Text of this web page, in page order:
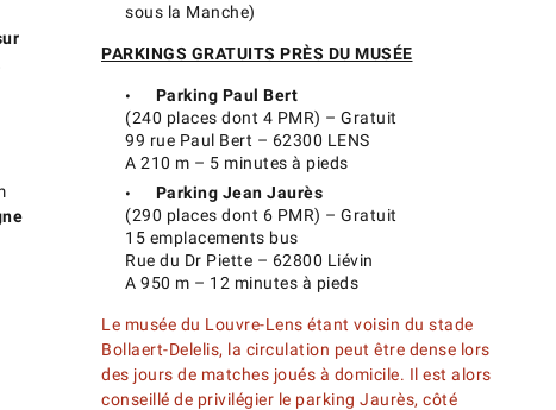
sous la Manche)
PARKINGS GRATUITS PRÈS DU MUSÉE
Parking Paul Bert
(240 places dont 4 PMR) – Gratuit
99 rue Paul Bert – 62300 LENS
A 210 m – 5 minutes à pieds
Parking Jean Jaurès
(290 places dont 6 PMR) – Gratuit
15 emplacements bus
Rue du Dr Piette – 62800 Liévin
A 950 m – 12 minutes à pieds
Le musée du Louvre-Lens étant voisin du stade
Bollaert-Delelis, la circulation peut être dense lors
des jours de matches joués à domicile. Il est alors
conseillé de privilégier le parking Jaurès, côté